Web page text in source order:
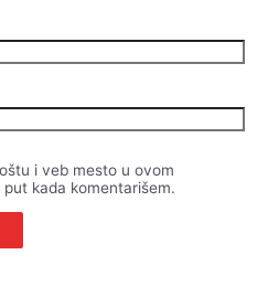
i veb mesto u ovom
kada komentarišem.